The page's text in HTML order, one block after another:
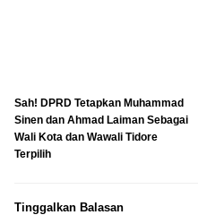
Sah! DPRD Tetapkan Muhammad
Sinen dan Ahmad Laiman Sebagai
Wali Kota dan Wawali Tidore
Terpilih
Tinggalkan Balasan